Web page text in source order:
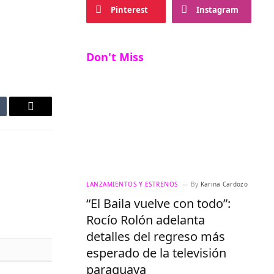
Email
Pinterest Instagram
Don't Miss
LANZAMIENTOS Y ESTRENOS By Karina Cardozo
“El Baila vuelve con todo”:
Rocío Rolón adelanta
detalles del regreso más
esperado de la televisión
paraguaya